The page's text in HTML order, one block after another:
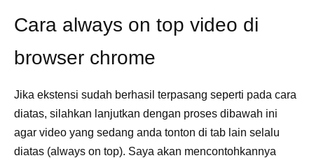
Cara always on top video di
browser chrome
Jika ekstensi sudah berhasil terpasang seperti pada cara
diatas, silahkan lanjutkan dengan proses dibawah ini
agar video yang sedang anda tonton di tab lain selalu
diatas (always on top). Saya akan mencontohkannya